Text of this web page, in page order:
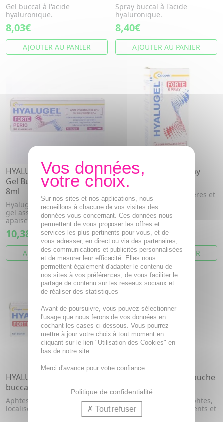
Gel buccal à l'acide
hyaluronique.
8,03€
AJOUTER AU PANIER
Spray buccal à l'acide
hyaluronique.
8,40€
AJOUTER AU PANIER
HYALUGEL Forte Perio -
Gel Buccal Assainissant
8ml
Hyalugel Forte Perio est un
gel assainissant bucal qui
apaise et protège les genci...
10,38€
AJOUTER AU PANIER
HYALUGEL Forte Spray
buccal 20ml
Etats traumatiques sévères et
douloureux
10,38€
AJOUTER AU PANIER
HYALUGEL Forte Gel
buccal tube 8ml
Aphtes, plaies profondes
localisées de la bouche
HYALUGEL Bain de bouche
flacon 150ml
Bain de bouche pour aphtes,
petites plaies, saignements et
états inflammatoires
Sur nos sites et nos applications, nous
recueillons à chacune de vos visites des
données vous concernant. Ces données nous
permettent de vous proposer les offres et
services les plus pertinents pour vous, et de
vous adresser, en direct ou via des partenaires,
des communications et publicités personnalisées
et de mesurer leur efficacité. Elles nous
permettent également d'adapter le contenu de
nos sites à vos préférences, de vous faciliter le
partage de contenu sur les réseaux sociaux et
de réaliser des statistiques
Avant de poursuivre, vous pouvez sélectionner
l'usage que nous ferons de vos données en
cochant les cases ci-dessous. Vous pourrez
mettre à jour votre choix à tout moment en
cliquant sur le lien "Utilisation des Cookies" en
bas de notre site.
Merci d'avance pour votre confiance.
Politique de confidentialité
Tout refuser